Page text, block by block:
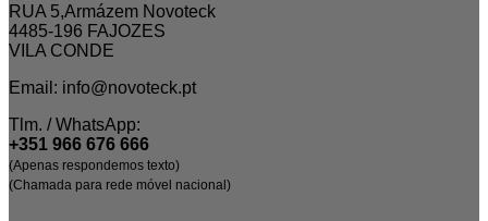
RUA 5,Armázem Novoteck
4485-196 FAJOZES
VILA CONDE
Email: info@novoteck.pt
Tlm. / WhatsApp:
+351 966 676 666
(Apenas respondemos texto)
(Chamada para rede móvel nacional)